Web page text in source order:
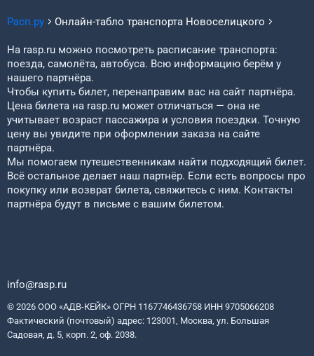
Расп.ру Онлайн-табло транспорта Новоселицкого
На rasp.ru можно посмотреть расписание транспорта:
поезда, самолёта, автобуса. Всю информацию берём у
нашего партнёра.
Чтобы купить билет, перенаправим вас на сайт партнёра.
Цена билета на rasp.ru может отличаться — она не
учитывает возраст пассажира и условия поездки. Точную
цену вы увидите при оформлении заказа на сайте
партнёра.
Мы помогаем путешественникам найти подходящий билет.
Всё остальное делает наш партнёр. Если есть вопросы про
покупку или возврат билета, свяжитесь с ним. Контакты
партнёра будут в письме с вашим билетом.
info@rasp.ru
© 2026 ООО «АДВ-КЕЙК» ОГРН 1167746436758 ИНН 9705066208
Фактический (почтовый) адрес: 123001, Москва, ул. Большая
Садовая, д. 5, корп. 2, оф. 2038.